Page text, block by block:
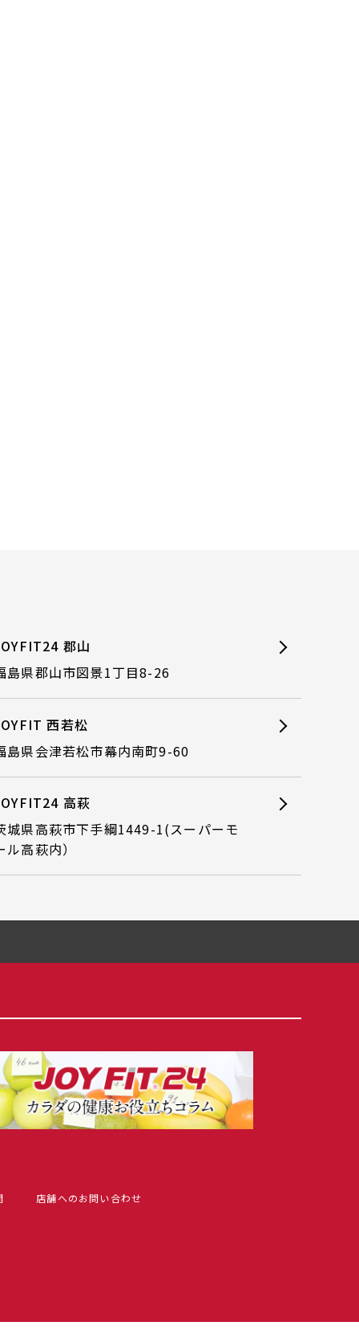
郡山
島県郡山市図景1丁目8-26
西若松
島県会津若松市幕内南町9-60
高萩
城県高萩市下手綱1449-1(スーパーモ
ル高萩内）
店舗へのお問い合わせ